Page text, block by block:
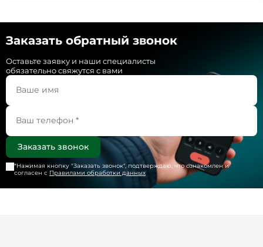
Заказать обратный звонок
Оставьте заявку и наши специалисты
обязательно свяжутся с вами
*Нажимая кнопку "Заказать звонок", подтверждаю, что ознакомлен и
согласен с Правилами обработки данных